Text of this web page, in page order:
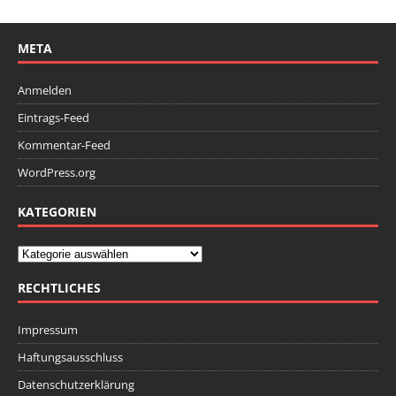
META
Anmelden
Eintrags-Feed
Kommentar-Feed
WordPress.org
KATEGORIEN
RECHTLICHES
Impressum
Haftungsausschluss
Datenschutzerklärung